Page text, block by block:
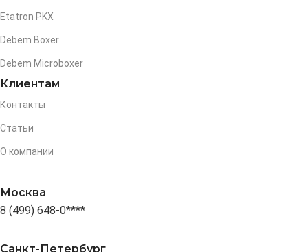
Etatron PKX
Debem Boxer
Debem Microboxer
Клиентам
Контакты
Статьи
О компании
Москва
8 (499) 648-0****
Санкт-Петербург